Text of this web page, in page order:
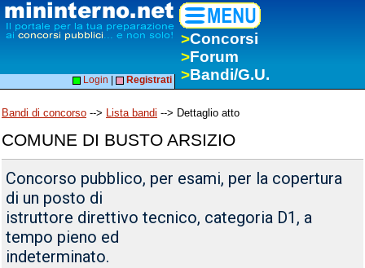
>Concorsi
>Forum
>Bandi/G.U.
Login Registrati
Bandi di concorso --> Lista bandi --> Dettaglio atto
COMUNE DI BUSTO ARSIZIO
Concorso pubblico, per esami, per la copertura
di un posto di
istruttore direttivo tecnico, categoria D1, a
tempo pieno ed
indeterminato.